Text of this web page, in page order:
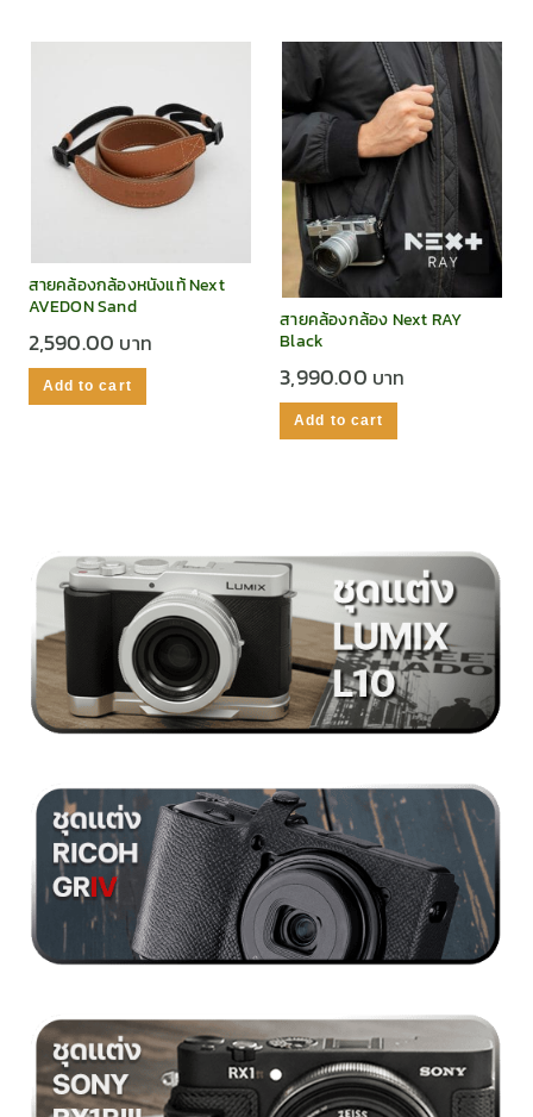
สายคล้องกล้องหนังแท้ Next
AVEDON Sand
2,590.00
Add to cart
สายคล้องกล้อง Next RAY
Black
3,990.00
Add to cart